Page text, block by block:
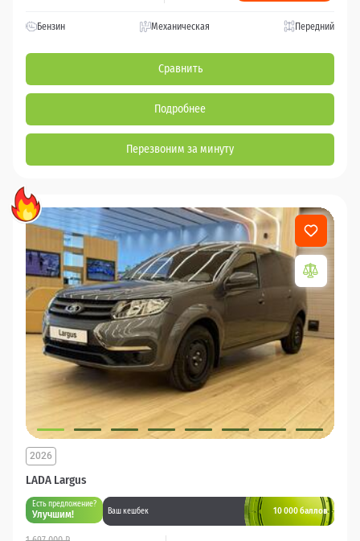
Бензин Механическая Передний
Сравнить
Подробнее
Перезвоним за минуту
LADA Largus
2026
Есть предложение?
Улучшим! Ваш кешбек 10 000 баллов